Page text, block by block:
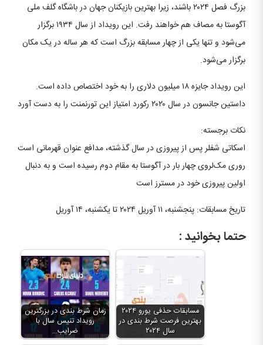
بزرگ فصل ۲۰۲۴ باشند، زیرا بهترین بازیکنان جهان در باشگاه گلف ملی
آگوستا به مصاف هم خواهند رفت. این رویداد از سال ۱۹۳۴ برگزار
می‌شود و تنها یکی از چهار مسابقه بزرگ است که هر ساله در یک مکان
برگزار می‌شود.
این رویداد جایزه ۱۸ میلیون دلاری را به خود اختصاص داده است.
داستین جانسون در سال ۲۰۲۰ رکورد امتیاز این تورنمنت را به دست آورد
نکات برجسته:
اسکاتی شفلر پس از پیروزی در سال گذشته، مدافع عنوان قهرمانی است
روری مک‌لروی چهار بار در آگوستا به مقام دوم رسیده است و به دنبال
اولین پیروزی خود در مسترز است
تاریخ مسابقات: پنجشنبه، ۱۱ آوریل ۲۰۲۴ تا یکشنبه، ۱۴ آوریل
حتما بخوانید :
زمان شرط بندی در بزرگترین
رویداد تنیس سال با
ضرایب…
مسابقات حذفی یورو ۲۰۲۴
بهترین فرصت شرط بندی در
سال ۲۰۲۴